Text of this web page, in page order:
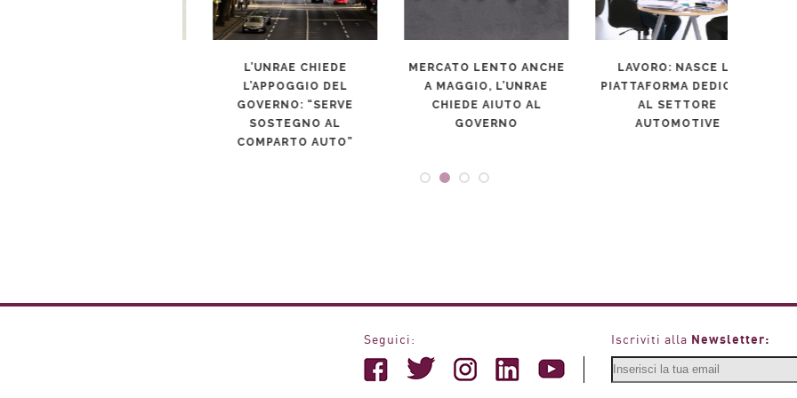
L’UNRAE CHIEDE
L’APPOGGIO DEL
GOVERNO: “SERVE
SOSTEGNO AL
COMPARTO AUTO”
MERCATO LENTO ANCHE
A MAGGIO, L’UNRAE
CHIEDE AIUTO AL
GOVERNO
LAVORO: NASCE LA
PIATTAFORMA DEDICATA
AL SETTORE
AUTOMOTIVE
Seguici: Iscriviti alla Newsletter: